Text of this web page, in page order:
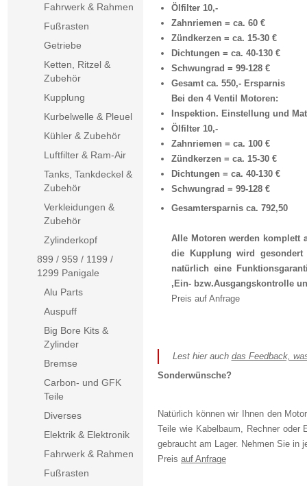
Ölfilter 10,-
Zahnriemen = ca. 60 €
Zündkerzen = ca. 15-30 €
Dichtungen = ca. 40-130 €
Schwungrad = 99-128 €
Gesamt ca. 550,- Ersparnis
Bei den 4 Ventil Motoren:
Inspektion. Einstellung und
Ölfilter 10,-
Zahnriemen = ca. 100 €
Zündkerzen = ca. 15-30 €
Dichtungen = ca. 40-130 €
Schwungrad = 99-128 €
Gesamtersparnis ca. 792,50
Alle Motoren werden komplett
die Kupplung wird
natürlich eine
,Ein- bzw.Ausgangskontrolle
Preis auf Anfrage
Lest hier auch das Feedback,
Sonderwünsche?
Natürlich können wir Ihnen den
Teile wie Kabelbaum, Rechner oder
gebraucht am Lager. Nehmen Sie in
Preis auf Anfrage
Fahrwerk & Rahmen
Fußrasten
Getriebe
Ketten, Ritzel &
Zubehör
Kupplung
Kurbelwelle & Pleuel
Kühler & Zubehör
Luftfilter & Ram-Air
Tanks, Tankdeckel &
Zubehör
Verkleidungen &
Zubehör
Zylinderkopf
899 / 959 / 1199 /
1299 Panigale
Alu Parts
Auspuff
Big Bore Kits &
Zylinder
Bremse
Carbon- und GFK
Teile
Diverses
Elektrik & Elektronik
Fahrwerk & Rahmen
Fußrasten